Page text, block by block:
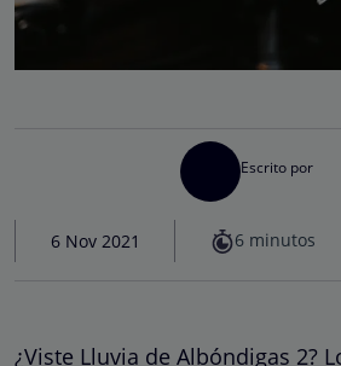
Escrito por
6 Nov 2021 6 minutos
¿Viste Lluvia de Albóndigas 2?